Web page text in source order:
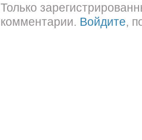
Только
комментарии. Войдите,